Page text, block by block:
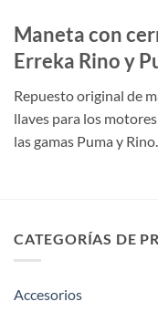
Maneta con
Erreka Rino y
Repuesto original de
llaves para los
las gamas Puma y Rino.
CATEGORÍAS DE
Accesorios